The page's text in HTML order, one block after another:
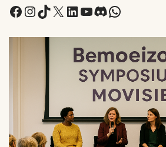
Facebook
Instagram
TikTok
X LinkedIn
YouTube
Discord
WhatsApp